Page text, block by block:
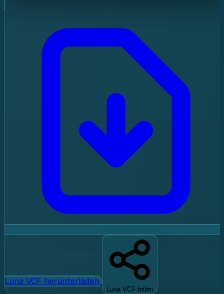
Luna VCF herunterladen
Luna VCF teilen